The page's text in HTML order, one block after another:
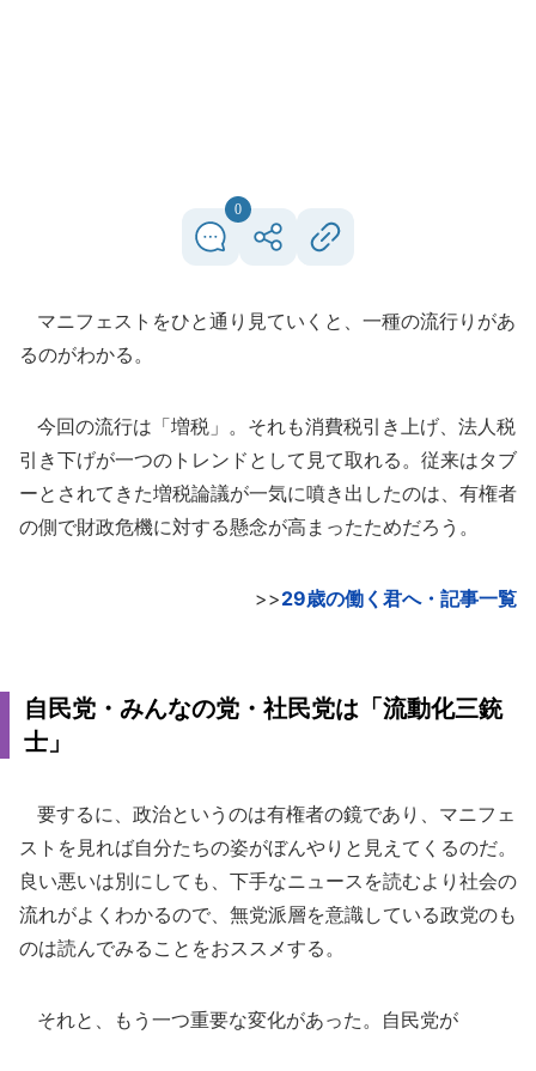
0
マニフェストをひと通り見ていくと、一種の流行りがあ
るのがわかる。
今回の流行は「増税」。それも消費税引き上げ、法人税
引き下げが一つのトレンドとして見て取れる。従来はタブ
ーとされてきた増税論議が一気に噴き出したのは、有権者
の側で財政危機に対する懸念が高まったためだろう。
>>29歳の働く君へ・記事一覧
自民党・みんなの党・社民党は「流動化三銃
士」
要するに、政治というのは有権者の鏡であり、マニフェ
ストを見れば自分たちの姿がぼんやりと見えてくるのだ。
良い悪いは別にしても、下手なニュースを読むより社会の
流れがよくわかるので、無党派層を意識している政党のも
のは読んでみることをおススメする。
それと、もう一つ重要な変化があった。自民党が